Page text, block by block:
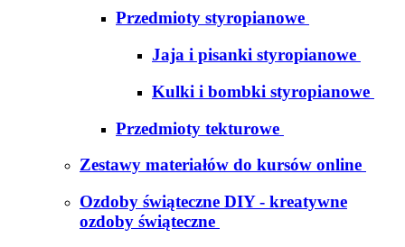
Przedmioty styropianowe
Jaja i pisanki styropianowe
Kulki i bombki styropianowe
Przedmioty tekturowe
Zestawy materiałów do kursów online
Ozdoby świąteczne DIY - kreatywne
ozdoby świąteczne